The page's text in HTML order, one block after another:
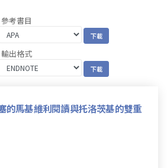
參考書目
輸出格式
的馬基維利閱讀與托洛茨基的雙重